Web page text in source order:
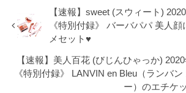
【速報】sweet (スウィート)
《特別付録》 バーバパパ 美人
メセット♥
【速報】美人百花 (びじんひゃっか)
《特別付録》 LANVIN en Bleu（ランバ
ー）のエチケ